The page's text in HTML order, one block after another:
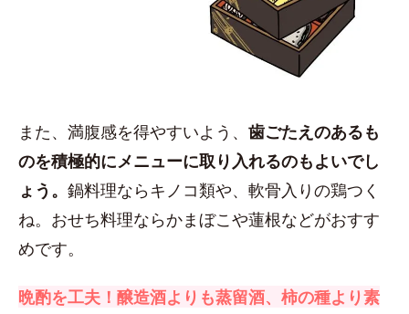
また、満腹感を得やすいよう、 歯ごたえのあるも
のを積極的にメニューに取り入れるのもよいでし
ょう。 鍋料理ならキノコ類や、軟骨入りの鶏つく
ね。おせち料理ならかまぼこや蓮根などがおすす
めです。
晩酌を工夫！醸造酒よりも蒸留酒、柿の種より素